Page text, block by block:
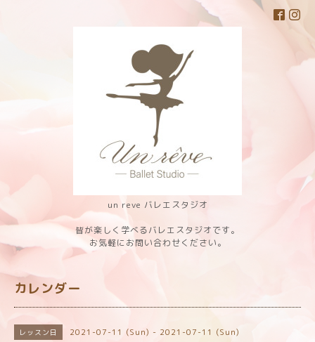
un reve バレエスタジオ
皆が楽しく学べるバレエスタジオです。
お気軽にお問い合わせください。
カレンダー
レッスン日 2021-07-11 (Sun) - 2021-07-11 (Sun)